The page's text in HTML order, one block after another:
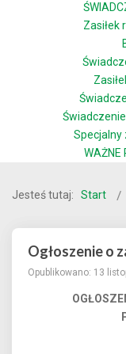
Zasiłek
Specjalny
WAŻNE
Jesteś tutaj: Start
Ogłoszenie o
Opublikowano: 13